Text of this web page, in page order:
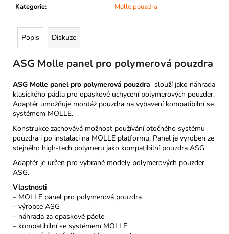
Kategorie: Molle pouzdra
Popis Diskuze
ASG Molle panel pro polymerová pouzdra
ASG Molle panel pro polymerová pouzdra slouží jako náhrada
klasického pádla pro opaskové uchycení polymerových pouzder.
Adaptér umožňuje montáž pouzdra na vybavení kompatibilní se
systémem MOLLE.
Konstrukce zachovává možnost používání otočného systému
pouzdra i po instalaci na MOLLE platformu. Panel je vyroben ze
stejného high-tech polymeru jako kompatibilní pouzdra ASG.
Adaptér je určen pro vybrané modely polymerových pouzder
ASG.
Vlastnosti
– MOLLE panel pro polymerová pouzdra
– výrobce ASG
– náhrada za opaskové pádlo
– kompatibilní se systémem MOLLE